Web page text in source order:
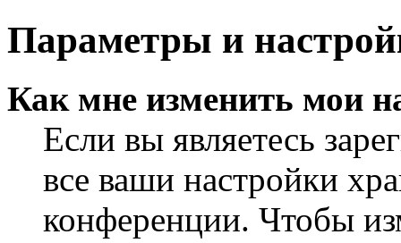
Параметры и
Как мне изменить мои
Если вы являетесь
все ваши настройки
конференции. Чтобы